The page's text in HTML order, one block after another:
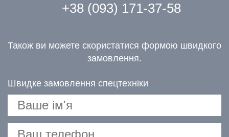
+38 (093) 171-37-58
Також ви можете скористатися формою швидкого
замовлення.
Швидке замовлення спецтехніки